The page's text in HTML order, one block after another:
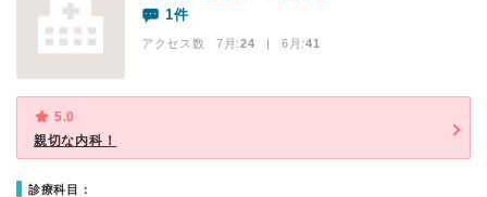
1件
アクセス数 7月:24 | 6月:41
5.0
親切な内科！
診療科目：